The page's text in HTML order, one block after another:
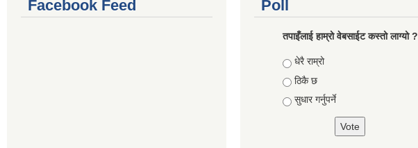
Facebook Feed Poll
तपाइँलाई हाम्रो वेबसाईट कस्तो लाग्यो ?
Choices
धेरै राम्रो
ठिकै छ
सुधार गर्नुपर्ने